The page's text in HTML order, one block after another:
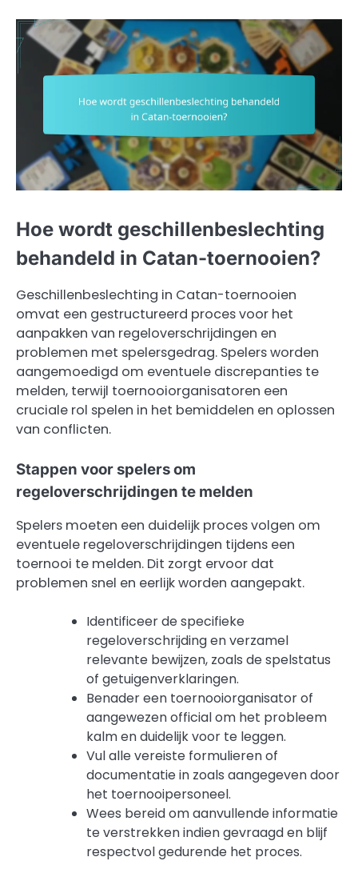
Hoe wordt geschillenbeslechting
behandeld in Catan-toernooien?
Geschillenbeslechting in Catan-toernooien
omvat een gestructureerd proces voor het
aanpakken van regeloverschrijdingen en
problemen met spelersgedrag. Spelers worden
aangemoedigd om eventuele discrepanties te
melden, terwijl toernooiorganisatoren een
cruciale rol spelen in het bemiddelen en oplossen
van conflicten.
Stappen voor spelers om
regeloverschrijdingen te melden
Spelers moeten een duidelijk proces volgen om
eventuele regeloverschrijdingen tijdens een
toernooi te melden. Dit zorgt ervoor dat
problemen snel en eerlijk worden aangepakt.
Identificeer de specifieke
regeloverschrijding en verzamel
relevante bewijzen, zoals de spelstatus
of getuigenverklaringen.
Benader een toernooiorganisator of
aangewezen official om het probleem
kalm en duidelijk voor te leggen.
Vul alle vereiste formulieren of
documentatie in zoals aangegeven door
het toernooipersoneel.
Wees bereid om aanvullende informatie
te verstrekken indien gevraagd en blijf
respectvol gedurende het proces.